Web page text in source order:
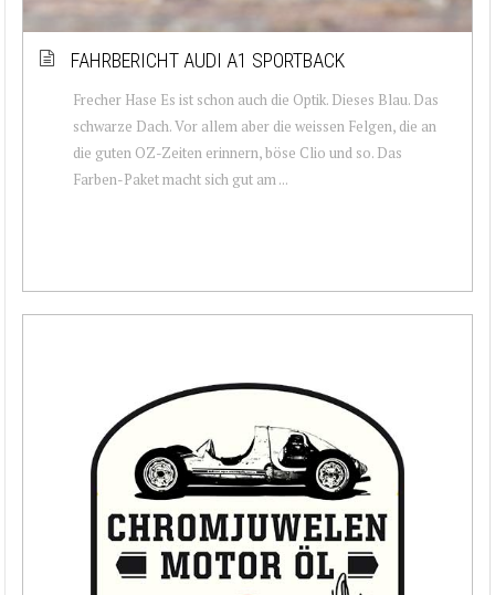
FAHRBERICHT AUDI A1 SPORTBACK
Frecher Hase Es ist schon auch die Optik. Dieses Blau. Das
schwarze Dach. Vor allem aber die weissen Felgen, die an
die guten OZ-Zeiten erinnern, böse Clio und so. Das
Farben-Paket macht sich gut am ...